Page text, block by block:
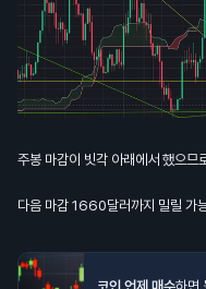
주봉 마감이 빗각 아래에서 했으므
다음 마감 1660달러까지 밀릴 가
코인 언제 매수하면